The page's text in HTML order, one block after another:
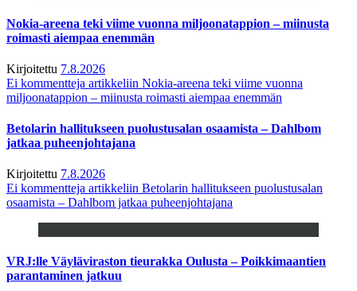
Nokia-areena teki viime vuonna miljoonatappion – miinusta
roimasti aiempaa enemmän
Kirjoitettu 7.8.2026
Ei kommentteja artikkeliin Nokia-areena teki viime vuonna
miljoonatappion – miinusta roimasti aiempaa enemmän
Betolarin hallitukseen puolustusalan osaamista – Dahlbom
jatkaa puheenjohtajana
Kirjoitettu 7.8.2026
Ei kommentteja artikkeliin Betolarin hallitukseen puolustusalan
osaamista – Dahlbom jatkaa puheenjohtajana
VRJ:lle Väyläviraston tieurakka Oulusta – Poikkimaantien
parantaminen jatkuu